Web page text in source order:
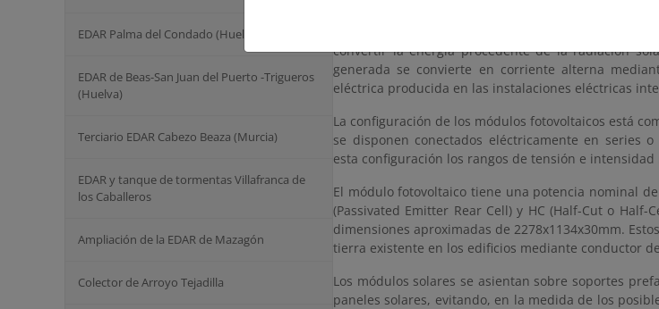
EDAR Palma del Condado (Huelva)
EDAR de Beas-San Juan del Puerto -Trigueros
(Huelva)
Terciario EDAR Cabezo Beaza (Murcia)
EDAR y tanque de tormentas Villafranca de
los Caballeros
Ampliación de la EDAR de Mazagón
Colector de Arroyo Tejadilla
Se instalan módulos fotovoltaicos en las cubiertas
ubicándose el cuadro eléctrico en planta baja.
convertir la energía procedente de la radiación
generada se convierte en corriente alterna
eléctrica producida en las instalaciones eléctricas
La configuración de los módulos fotovoltaicos está
se disponen conectados eléctricamente en series
esta configuración los rangos de tensión e
El módulo fotovoltaico tiene una potencia nominal
(Passivated Emitter Rear Cell) y HC (Half-Cut o
dimensiones aproximadas de 2278x1134x30mm.
tierra existente en los edificios mediante conductor
Los módulos solares se asientan sobre soportes
paneles solares, evitando, en la medida de los